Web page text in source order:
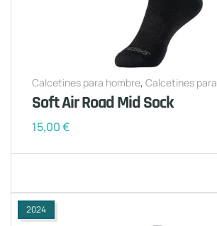
Calcetines para hombre, Calcetines
Soft Air Road Mid Sock
15,00€
2024